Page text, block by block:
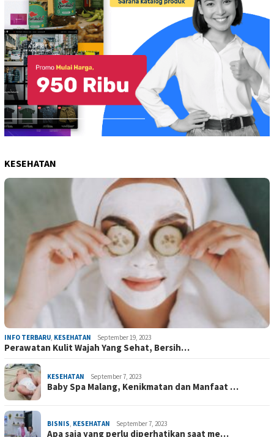
KESEHATAN
INFO TERBARU, KESEHATAN September 19, 2023
Perawatan Kulit Wajah Yang Sehat, Bersih…
KESEHATAN September 7, 2023
Baby Spa Malang, Kenikmatan dan Manfaat …
BISNIS, KESEHATAN September 7, 2023
Apa saja yang perlu diperhatikan saat me…